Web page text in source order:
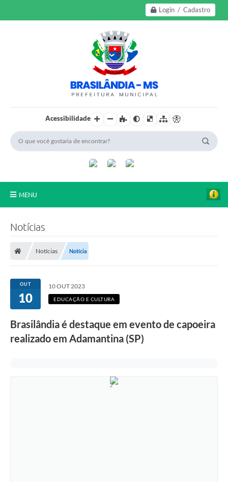
Login / Cadastro
Acessibilidade
MENU
Transparência
Câmara Municipal
e-SIC
Notícias
Notícias Notícia
OUT
10
10 OUT 2023
EDUCAÇÃO E CULTURA
Brasilândia é destaque em evento de capoeira
realizado em Adamantina (SP)